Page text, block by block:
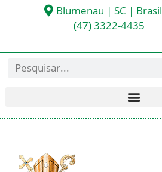
Blumenau | SC | Brasil
(47) 3322-4435